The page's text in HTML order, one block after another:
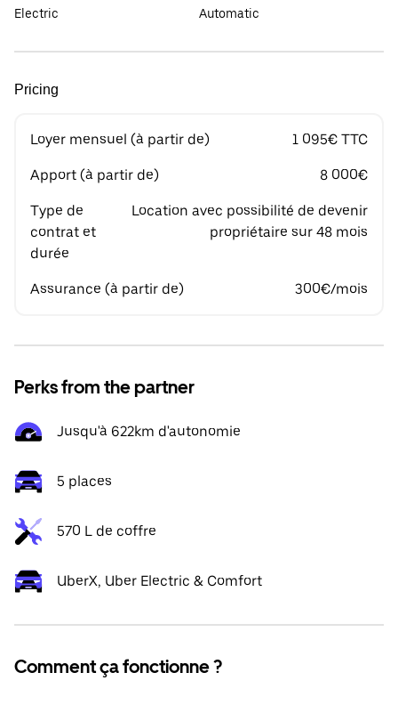
Electric
Automatic
Pricing
Loyer mensuel (à partir de) 1 095€ TTC
Apport (à partir de) 8 000€
Type de
contrat et
durée
Location avec possibilité de devenir
propriétaire sur 48 mois
Assurance (à partir de) 300€/mois
Perks from the partner
Jusqu'à 622km d'autonomie
5 places
570 L de coffre
UberX, Uber Electric & Comfort
Comment ça fonctionne ?